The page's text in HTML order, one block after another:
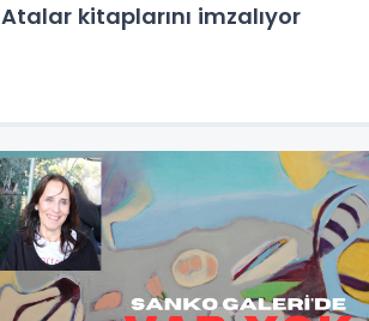
Atalar kitaplarını imzalıyor